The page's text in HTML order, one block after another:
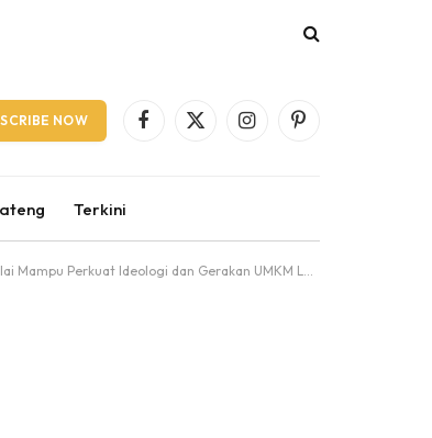
NOW Facebook
X
InstagramPinterest
Terkini
Perkuat ldeologi dan Gerakan UMKM Lokal